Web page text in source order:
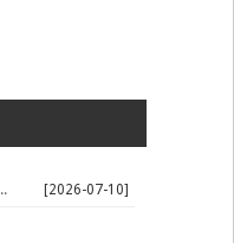
해외 진출 판... [2026-07-10]